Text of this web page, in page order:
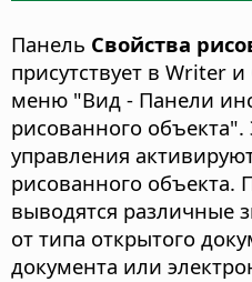
Панель Свойства
присутствует в Writer
меню "Вид - Панели
рисованного объекта".
управления
рисованного объекта.
выводятся различные
от типа открытого
документа или